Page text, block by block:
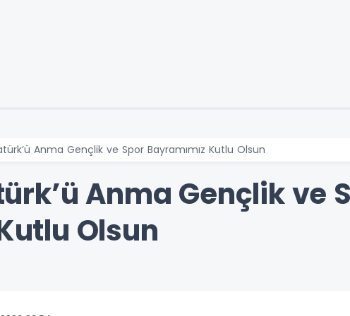
Anma Gençlik ve Spor Bayramımız Kutlu Olsun
Anma Gençlik ve
Olsun